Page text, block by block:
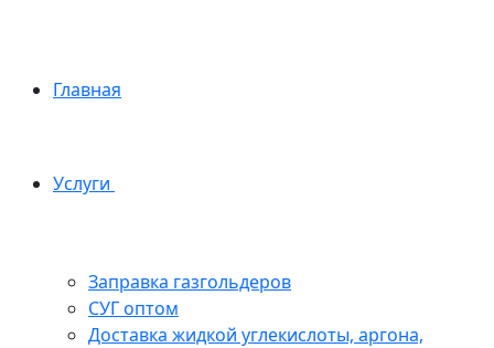
Главная
Услуги
Заправка газгольдеров
СУГ оптом
Доставка жидкой углекислоты, аргона,